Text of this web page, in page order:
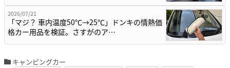
2026/07/21
「マジ？ 車内温度50℃→25℃」ドンキの情熱価
格カー用品を検証。さすがのア…
キャンピングカー